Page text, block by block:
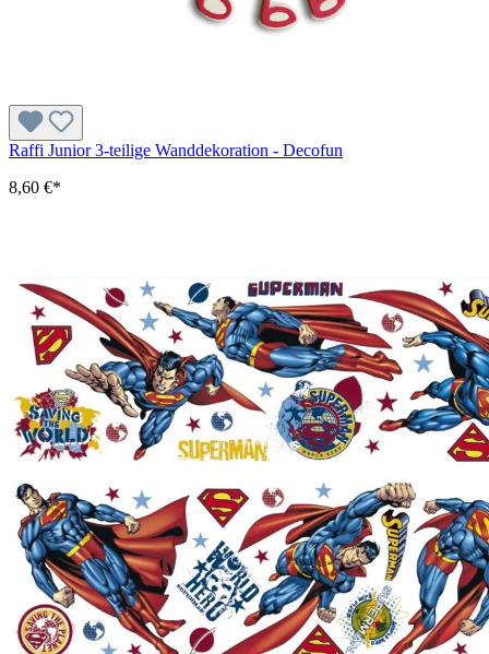
Raffi Junior 3-teilige Wanddekoration - Decofun
8,60 €*